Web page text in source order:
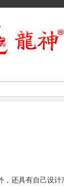
，还具有自己设计